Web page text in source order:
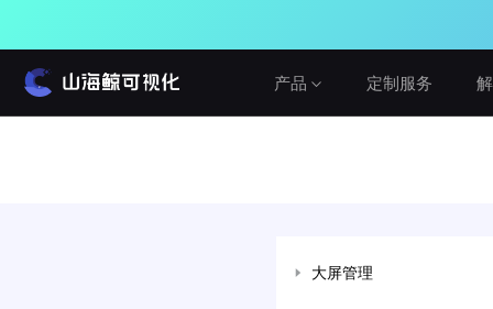
产品 定制服务
大屏管理